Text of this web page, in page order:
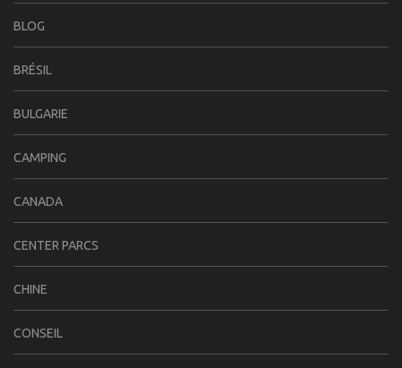
BLOG
BRÉSIL
BULGARIE
CAMPING
CANADA
CENTER PARCS
CHINE
CONSEIL